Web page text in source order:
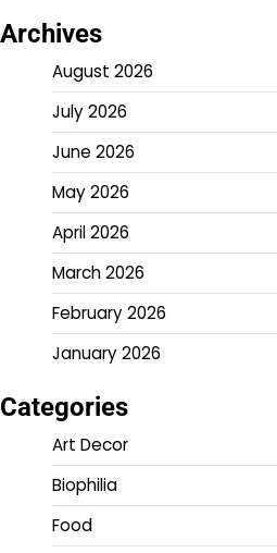
Archives
August 2026
July 2026
June 2026
May 2026
April 2026
March 2026
February 2026
January 2026
Categories
Art Decor
Biophilia
Food